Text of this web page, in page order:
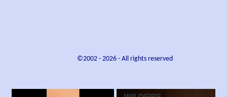
©2002 - 2026- All rights reserved